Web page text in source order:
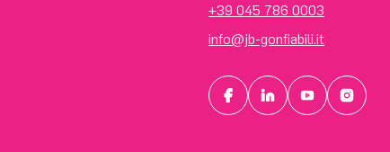
+39 045 786 0003
info@jb-gonfiabili.it